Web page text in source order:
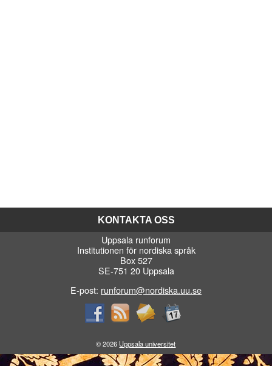
KONTAKTA OSS
Uppsala runforum
Institutionen för nordiska språk
Box 527
SE-751 20 Uppsala
E-post: runforum@nordiska.uu.se
© 2026 Uppsala universitet